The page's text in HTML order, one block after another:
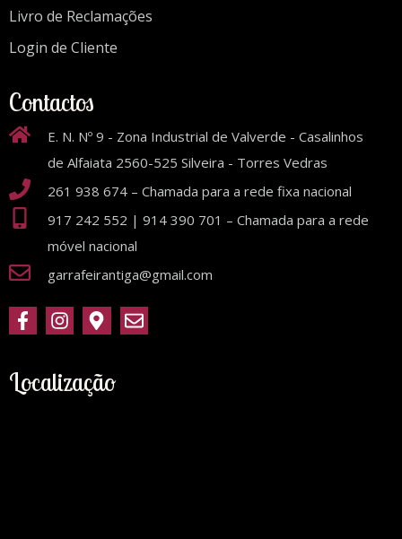
Livro de Reclamações
Login de Cliente
Contactos
E. N. Nº 9 - Zona Industrial de Valverde - Casalinhos
de Alfaiata 2560-525 Silveira - Torres Vedras
261 938 674 – Chamada para a rede fixa nacional
917 242 552 | 914 390 701 – Chamada para a rede
móvel nacional
garrafeirantiga@gmail.com
Localização